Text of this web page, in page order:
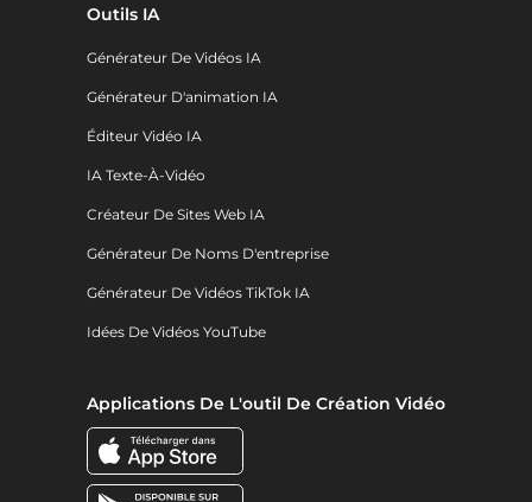
Outils IA
Générateur De Vidéos IA
Générateur D'animation IA
Éditeur Vidéo IA
IA Texte-À-Vidéo
Créateur De Sites Web IA
Générateur De Noms D'entreprise
Générateur De Vidéos TikTok IA
Idées De Vidéos YouTube
Applications De L'outil De Création Vidéo